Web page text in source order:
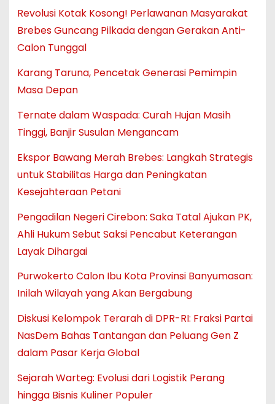
Revolusi Kotak Kosong! Perlawanan Masyarakat
Brebes Guncang Pilkada dengan Gerakan Anti-
Calon Tunggal
Karang Taruna, Pencetak Generasi Pemimpin
Masa Depan
Ternate dalam Waspada: Curah Hujan Masih
Tinggi, Banjir Susulan Mengancam
Ekspor Bawang Merah Brebes: Langkah Strategis
untuk Stabilitas Harga dan Peningkatan
Kesejahteraan Petani
Pengadilan Negeri Cirebon: Saka Tatal Ajukan PK,
Ahli Hukum Sebut Saksi Pencabut Keterangan
Layak Dihargai
Purwokerto Calon Ibu Kota Provinsi Banyumasan:
Inilah Wilayah yang Akan Bergabung
Diskusi Kelompok Terarah di DPR-RI: Fraksi Partai
NasDem Bahas Tantangan dan Peluang Gen Z
dalam Pasar Kerja Global
Sejarah Warteg: Evolusi dari Logistik Perang
hingga Bisnis Kuliner Populer